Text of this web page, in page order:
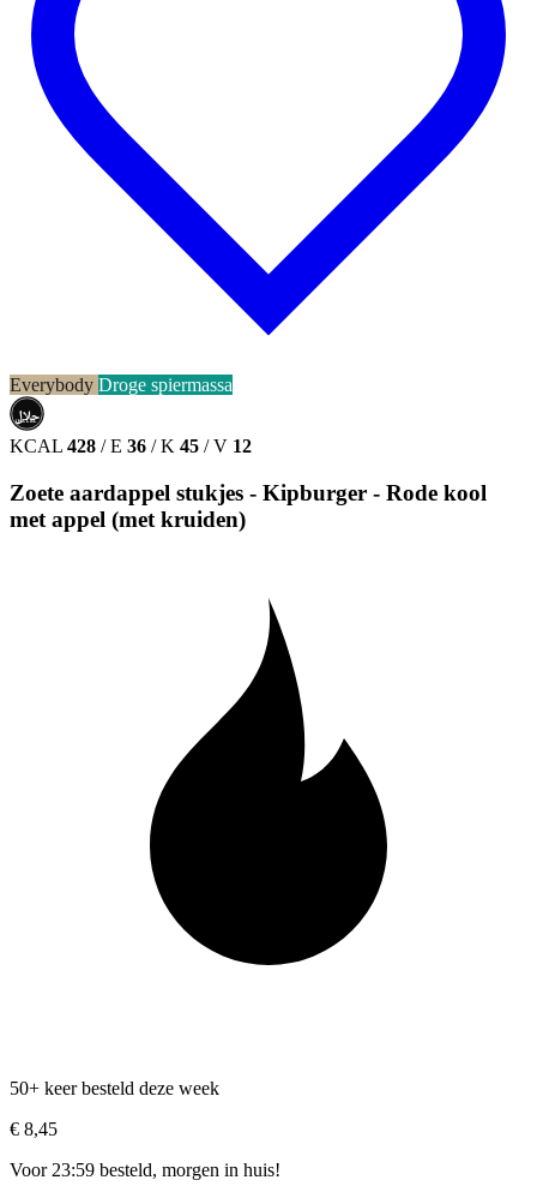
Everybody Droge spiermassa
حلال
HALAL
KCAL 428 / E 36 / K 45 / V 12
Zoete aardappel stukjes - Kipburger - Rode kool
met appel (met kruiden)
50+ keer besteld deze week
€ 8,45
Voor 23:59 besteld, morgen in huis!